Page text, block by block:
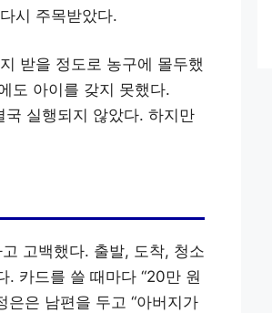
시 주목받았다.
받을 정도로 농구에 몰두했
도 아이를 갖지 못했다.
실행되지 않았다. 하지만
고백했다. 출발, 도착, 청소
. 카드를 쓸 때마다 “20만 원
은은 남편을 두고 “아버지가